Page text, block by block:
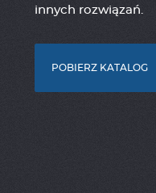
innych rozwiązań.
POBIERZ KATALOG